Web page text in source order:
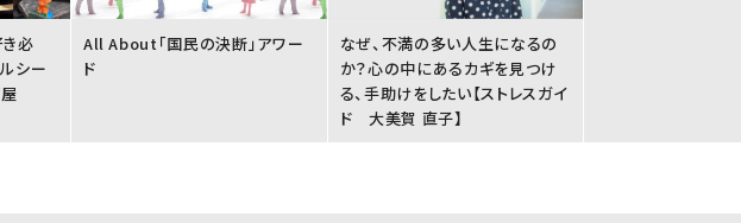
必
シー
All About「国民の決断」アワー
ド
なぜ、不満の多い人生になるの
か？心の中にあるカギを見つけ
る、手助けをしたい【ストレスガイ
ド 大美賀 直子】